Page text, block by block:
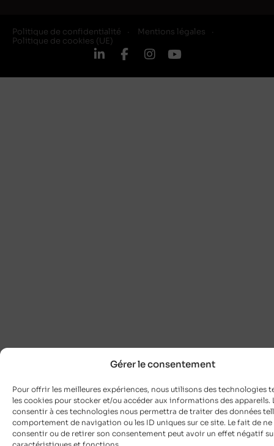
Gérer le consentement
Pour offrir les meilleures expériences, nous utilisons des technologies
les cookies pour stocker et/ou accéder aux informations des appareils.
consentir à ces technologies nous permettra de traiter des données
comportement de navigation ou les ID uniques sur ce site. Le fait de ne
consentir ou de retirer son consentement peut avoir un effet négatif
Politique de confidentialité
Mentions légales
Politique de cookies (UE)